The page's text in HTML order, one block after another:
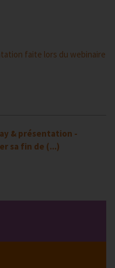
faite lors du webinaire
& présentation -
sa fin de (...)